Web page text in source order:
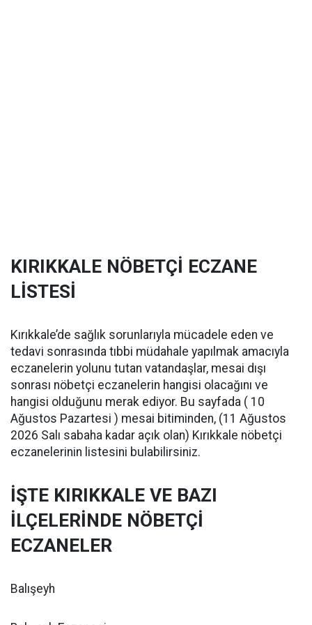
KIRIKKALE NÖBETÇİ ECZANE
LİSTESİ
Kırıkkale’de sağlık sorunlarıyla mücadele eden ve
tedavi sonrasında tıbbi müdahale yapılmak amacıyla
eczanelerin yolunu tutan vatandaşlar, mesai dışı
sonrası nöbetçi eczanelerin hangisi olacağını ve
hangisi olduğunu merak ediyor. Bu sayfada ( 10
Ağustos Pazartesi ) mesai bitiminden, (11 Ağustos
2026 Salı sabaha kadar açık olan) Kırıkkale nöbetçi
eczanelerinin listesini bulabilirsiniz.
İŞTE KIRIKKALE VE BAZI
İLÇELERİNDE NÖBETÇİ
ECZANELER
Balışeyh